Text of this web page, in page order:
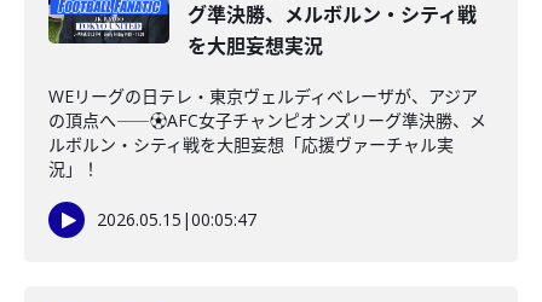
グ準決勝、メルボルン・シティ戦
を大胆妄想実況
WEリーグの日テレ・東京ヴェルディベレーザが、アジア
の頂点へ――⚽AFC女子チャンピオンズリーグ準決勝、メ
ルボルン・シティ戦を大胆妄想「応援ヴァーチャル実
況」！
2026.05.15 |00:05:47